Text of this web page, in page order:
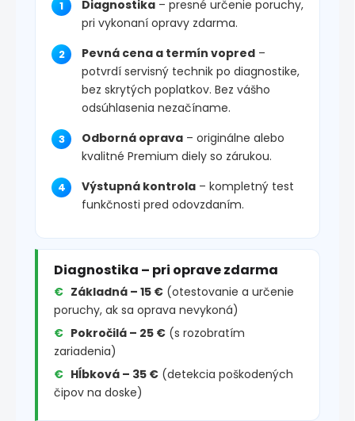
Diagnostika – presné určenie poruchy,
pri vykonaní opravy zdarma.
Pevná cena a termín vopred –
potvrdí servisný technik po diagnostike,
bez skrytých poplatkov. Bez vášho
odsúhlasenia nezačíname.
Odborná oprava – originálne alebo
kvalitné Premium diely so zárukou.
Výstupná kontrola – kompletný test
funkčnosti pred odovzdaním.
Diagnostika – pri oprave zdarma
Základná – 15 € (otestovanie a určenie
poruchy, ak sa oprava nevykoná)
Pokročilá – 25 € (s rozobratím
zariadenia)
Hĺbková – 35 € (detekcia poškodených
čipov na doske)